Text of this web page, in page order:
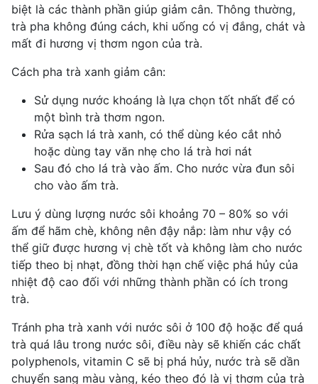
biệt là các thành phần giúp giảm cân. Thông thường,
trà pha không đúng cách, khi uống có vị đắng, chát và
mất đi hương vị thơm ngon của trà.
Cách pha trà xanh giảm cân:
Sử dụng nước khoáng là lựa chọn tốt nhất để có
một bình trà thơm ngon.
Rửa sạch lá trà xanh, có thể dùng kéo cắt nhỏ
hoặc dùng tay văn nhẹ cho lá trà hơi nát
Sau đó cho lá trà vào ấm. Cho nước vừa đun sôi
cho vào ấm trà.
Lưu ý dùng lượng nước sôi khoảng 70 – 80% so với
ấm để hãm chè, không nên đậy nắp: làm như vậy có
thể giữ được hương vị chè tốt và không làm cho nước
tiếp theo bị nhạt, đồng thời hạn chế việc phá hủy của
nhiệt độ cao đối với những thành phần có ích trong
trà.
Tránh pha trà xanh với nước sôi ở 100 độ hoặc để quá
trà quá lâu trong nước sôi, điều này sẽ khiến các chất
polyphenols, vitamin C sẽ bị phá hủy, nước trà sẽ dần
chuyển sang màu vàng, kéo theo đó là vị thơm của trà